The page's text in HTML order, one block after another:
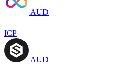
AUD
ICP
AUD